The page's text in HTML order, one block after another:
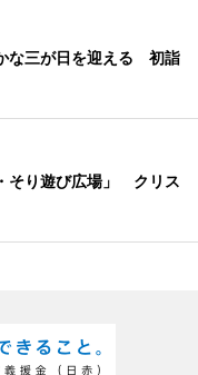
な三が日を迎える 初詣
そり遊び広場」 クリス